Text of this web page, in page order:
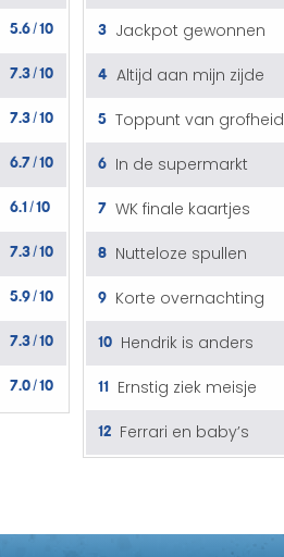
5.6/10
7.3/10
7.3/10
6.7/10
6.1/10
7.3/10
5.9/10
7.3/10
7.0/10
3 Jackpot gewonnen
4 Altijd aan mijn zijde
5 Toppunt van grofheid
6 In de supermarkt
7 WK finale kaartjes
8 Nutteloze spullen
9 Korte overnachting
10 Hendrik is anders
11 Ernstig ziek meisje
12 Ferrari en baby’s